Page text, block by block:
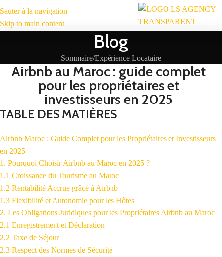
Sauter à la navigation
Skip to main content
MENU
Blog
Sommaire Expérience Locataire
Airbnb au Maroc : guide complet
pour les propriétaires et
investisseurs en 2025
TABLE DES MATIÈRES
Airbnb Maroc : Guide Complet pour les Propriétaires et Investisseurs
en 2025
1. Pourquoi Choisir Airbnb au Maroc en 2025 ?
1.1 Croissance du Tourisme au Maroc
1.2 Rentabilité Accrue grâce à Airbnb
1.3 Flexibilité et Autonomie pour les Hôtes
2. Les Obligations Juridiques pour les Propriétaires Airbnb au Maroc
2.1 Enregistrement et Déclaration
2.2 Taxe de Séjour
2.3 Respect des Normes de Sécurité